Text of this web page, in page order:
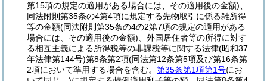
第15項の規定の適用がある場合には、その適用後の金額)
同法附則第35条の4第4項に規定する先物取引に係る雑所得
等の金額(同法附則第35条の4の2第7項の規定の適用がある
場合には、その適用後の金額) 、外国居住者等の所得に対す
る相互主義による所得税等の非課税等に関する法律(昭和37
年法律第144号)第8条第2項(同法第12条第5項及び第16条第
2項において準用する場合を含む。 第35条第1項第1号にお